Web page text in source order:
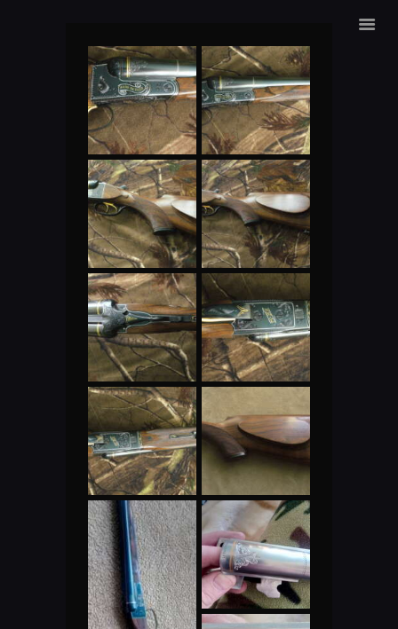
ALEXANDER SURMAK
ГЛАВНАЯ
ГРАВИРОВКА
МАГАЗИН
О НАС
КОНТАКТЫ
ЯЗЫК: